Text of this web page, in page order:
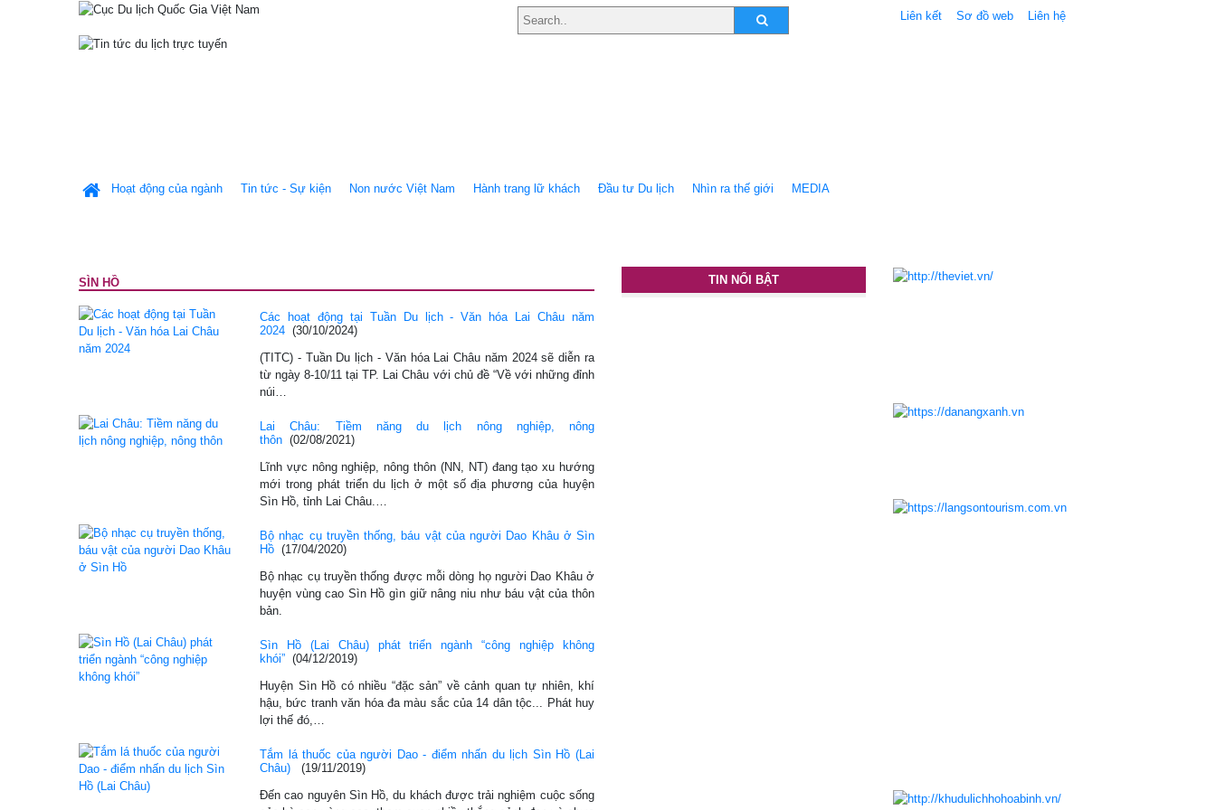
Liên kết Sơ đồ web Liên hệ
Hoạt động của ngành Tin tức - Sự kiện Non nước Việt Nam Hành trang lữ khách Ðầu tư Du lịch Nhìn ra thế giới MEDIA
SÌN HỒ
Các hoạt động tại Tuần Du lịch - Văn hóa Lai Châu năm
2024 (30/10/2024)
(TITC) - Tuần Du lịch - Văn hóa Lai Châu năm 2024 sẽ diễn ra
từ ngày 8-10/11 tại TP. Lai Châu với chủ đề “Về với những đỉnh
núi…
Lai Châu: Tiềm năng du lịch nông nghiệp, nông
thôn (02/08/2021)
Lĩnh vực nông nghiệp, nông thôn (NN, NT) đang tạo xu hướng
mới trong phát triển du lịch ở một số địa phương của huyện
Sìn Hồ, tỉnh Lai Châu.…
Bộ nhạc cụ truyền thống, báu vật của người Dao Khâu ở Sìn
Hồ (17/04/2020)
Bộ nhạc cụ truyền thống được mỗi dòng họ người Dao Khâu ở
huyện vùng cao Sìn Hồ gìn giữ nâng niu như báu vật của thôn
bản.
Sìn Hồ (Lai Châu) phát triển ngành “công nghiệp không
khói” (04/12/2019)
Huyện Sìn Hồ có nhiều “đặc sản” về cảnh quan tự nhiên, khí
hậu, bức tranh văn hóa đa màu sắc của 14 dân tộc... Phát huy
lợi thế đó,…
Tắm lá thuốc của người Dao - điểm nhấn du lịch Sìn Hồ (Lai
Châu)
(19/11/2019)
Đến cao nguyên Sìn Hồ, du khách được trải nghiệm cuộc sống
TIN NỔI BẬT